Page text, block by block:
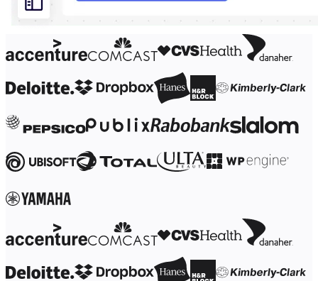
Marketing
Nach strategischer Initiative
Product Operating System
Transformation der Arbeitsweisen
Digitaler Arbeitsplatz
Cloud & Softwaretransformation
Ressourcen
Erfolgsgeschichten
Academy
Hilfecenter
Veranstaltungen
Community
Partner & Dienstleistungen